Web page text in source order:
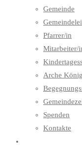
Gemeinde
Pfarrer/in
Mitarbeiter/
Arche
Spenden
Kontakte